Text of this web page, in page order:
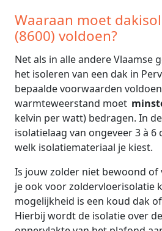
Waaraan moet
(8600) voldoen?
Net als in alle andere Vlaamse
het isoleren van een dak in
bepaalde voorwaarden
warmteweerstand moet
kelvin per watt) bedragen. In
isolatielaag van ongeveer 3 à 6
welk isolatiemateriaal je kiest.
Is jouw zolder niet bewoond of
je ook voor zoldervloerisolatie
mogelijkheid is een koud dak
Hierbij wordt de isolatie over